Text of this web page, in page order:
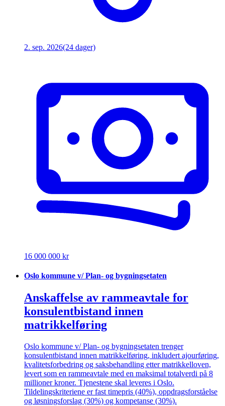
2. sep. 2026(24 dager)
16 000 000 kr
Oslo kommune v/ Plan- og bygningsetaten
Anskaffelse av rammeavtale for
konsulentbistand innen
matrikkelføring
Oslo kommune v/ Plan- og bygningsetaten trenger
konsulentbistand innen matrikkelføring, inkludert ajourføring,
kvalitetsforbedring og saksbehandling etter matrikkelloven,
levert som en rammeavtale med en maksimal totalverdi på 8
millioner kroner. Tjenestene skal leveres i Oslo.
Tildelingskriteriene er fast timepris (40%), oppdragsforståelse
og løsningsforslag (30%) og kompetanse (30%).